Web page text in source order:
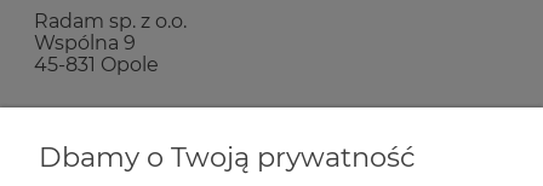
Radam sp. z o.o.
Wspólna 9
45-831 Opole
Zakupy
Dbamy o Twoją prywatność